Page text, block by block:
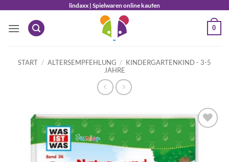
springen
lindaxx | Spielwaren online kaufen
0
START / ALTERSEMPFEHLUNG / KINDERGARTENKIND - 3-5
JAHRE
Auf die
Wunschliste